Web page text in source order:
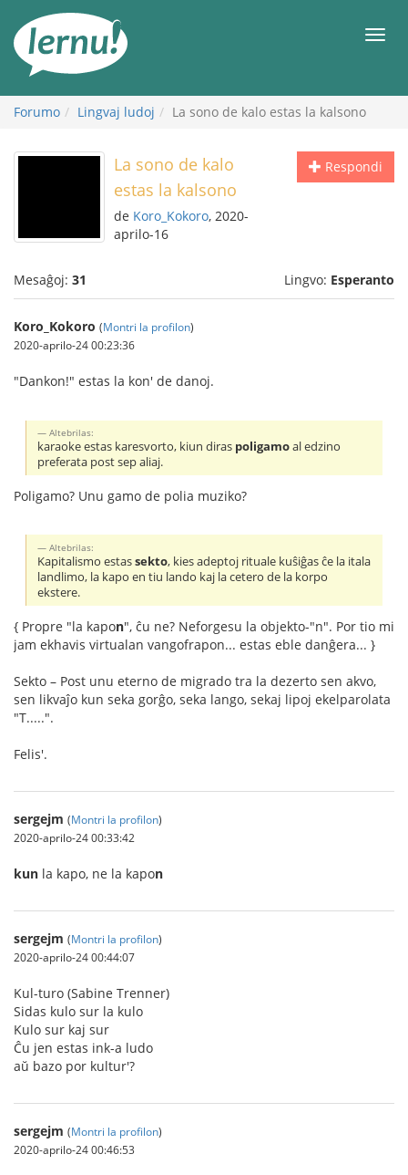
enhavo
Forumo Lingvaj ludoj La sono de kalo estas la kalsono
Respondi
La sono de kalo
estas la kalsono
de Koro_Kokoro, 2020-
aprilo-16
Mesaĝoj: 31 Lingvo: Esperanto
Koro_Kokoro (Montri la profilon)
2020-aprilo-24 00:23:36
"Dankon!" estas la kon' de danoj.
Altebrilas:
karaoke estas karesvorto, kiun diras poligamoal edzino
preferata post sep aliaj.
Poligamo? Unu gamo de polia muziko?
Altebrilas:
Kapitalismo estassekto, kies adeptoj rituale kuŝiĝas ĉe la itala
landlimo, la kapo en tiu lando kaj la cetero de la korpo
ekstere.
{ Propre "la kapon", ĉu ne? Neforgesu la objekto-"n". Por tio mi
jam ekhavis virtualan vangofrapon... estas eble danĝera... }
Sekto – Post unu eterno de migrado tra la dezerto sen akvo,
sen likvaĵo kun seka gorĝo, seka lango, sekaj lipoj ekelparolata
"T.....".
Felis'.
sergejm (Montri la profilon)
2020-aprilo-24 00:33:42
kun la kapo, ne la kapon
sergejm (Montri la profilon)
2020-aprilo-24 00:44:07
Kul-turo (Sabine Trenner)
Sidas kulo sur la kulo
Kulo sur kaj sur
Ĉu jen estas ink-a ludo
aŭ bazo por kultur'?
sergejm (Montri la profilon)
2020-aprilo-24 00:46:53